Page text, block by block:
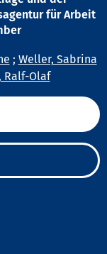
für Arbeit
; Weller, Sabrina
Ralf-Olaf